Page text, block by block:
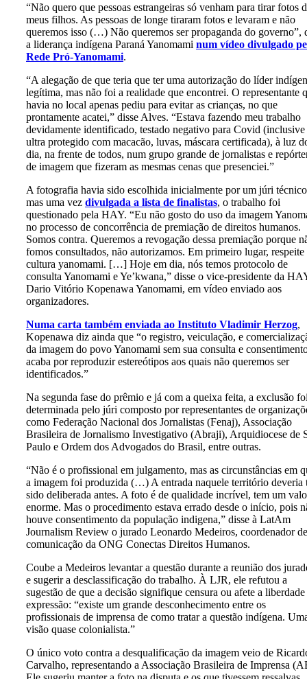
“Não quero que pessoas estrangeiras só venham para tirar fotos
meus filhos. As pessoas de longe tiraram fotos e levaram e não
queremos isso (…) Não queremos ser propaganda do governo”,
a liderança indígena Paraná Yanomami num vídeo divulgado
Rede Pró-Yanomami.
“A alegação de que teria que ter uma autorização do líder
legítima, mas não foi a realidade que encontrei. O representante
havia no local apenas pediu para evitar as crianças, no que
prontamente acatei,” disse Alves. “Estava fazendo meu trabalho
devidamente identificado, testado negativo para Covid (inclusive
ultra protegido com macacão, luvas, máscara certificada), à luz
dia, na frente de todos, num grupo grande de jornalistas e
de imagem que fizeram as mesmas cenas que presenciei.”
A fotografia havia sido escolhida inicialmente por um júri
mas uma vez divulgada a lista de finalistas, o trabalho foi
questionado pela HAY. “Eu não gosto do uso da imagem
no processo de concorrência de premiação de direitos humanos.
Somos contra. Queremos a revogação dessa premiação porque
fomos consultados, não autorizamos. Em primeiro lugar, respeite
cultura yanomami. […] Hoje em dia, nós temos protocolo de
consulta Yanomami e Ye’kwana,” disse o vice-presidente da
Dario Vitório Kopenawa Yanomami, em vídeo enviado aos
organizadores.
Numa carta também enviada ao Instituto Vladimir Herzog,
Kopenawa diz ainda que “o registro, veiculação, e
da imagem do povo Yanomami sem sua consulta e
acaba por reproduzir estereótipos aos quais não queremos ser
identificados.”
Na segunda fase do prêmio e já com a queixa feita, a exclusão
determinada pelo júri composto por representantes de
como Federação Nacional dos Jornalistas (Fenaj), Associação
Brasileira de Jornalismo Investigativo (Abraji), Arquidiocese de
Paulo e Ordem dos Advogados do Brasil, entre outras.
“Não é o profissional em julgamento, mas as circunstâncias em
a imagem foi produzida (…) A entrada naquele território deveria
sido deliberada antes. A foto é de qualidade incrível, tem um
enorme. Mas o procedimento estava errado desde o início, pois
houve consentimento da população indigena,” disse à LatAm
Journalism Review o jurado Leonardo Medeiros, coordenador de
comunicação da ONG Conectas Direitos Humanos.
Coube a Medeiros levantar a questão durante a reunião dos
e sugerir a desclassificação do trabalho. À LJR, ele refutou a
sugestão de que a decisão signifique censura ou afete a liberdade
expressão: “existe um grande desconhecimento entre os
profissionais de imprensa de como tratar a questão indígena.
visão quase colonialista.”
O único voto contra a desqualificação da imagem veio de
Carvalho, representando a Associação Brasileira de Imprensa